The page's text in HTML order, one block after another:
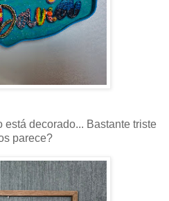
decorado... Bastante triste
parece?